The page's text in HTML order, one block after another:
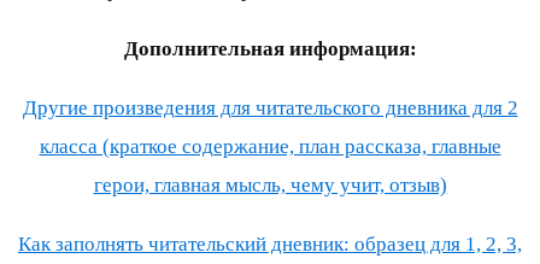
Дополнительная информация:
Другие произведения для читательского дневника для 2
класса (краткое содержание, план рассказа, главные
герои, главная мысль, чему учит, отзыв)
Как заполнять читательский дневник: образец для 1, 2, 3,